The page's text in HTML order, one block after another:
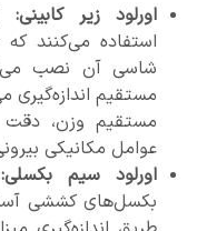
اورلود زیر کابینی:
استفاده می‌کنند
شاسی آن نصب
مستقیم
مستقیم وزن، دقت
عوامل مکانیکی
اورلود سیم بکسلی:
بکسل‌های کششی